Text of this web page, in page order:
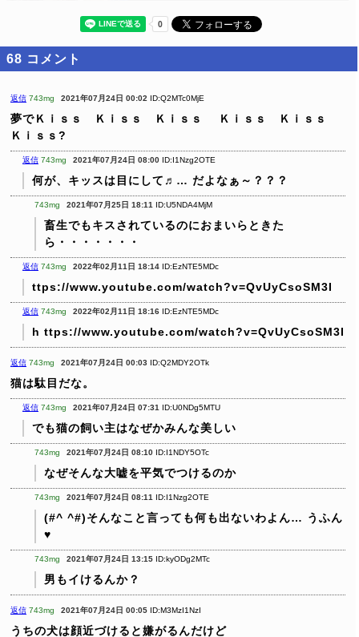
68 コメント
返信 743mg 2021年07月24日 00:02 ID:Q2MTc0MjE
夢でＫｉｓｓ Ｋｉｓｓ Ｋｉｓｓ
Ｋｉｓｓ Ｋｉｓｓ
Ｋｉｓｓ?
返信 743mg 2021年07月24日 08:00 ID:I1Nzg2OTE
何が、キッスは目にして♬… だよなぁ～？？？
743mg 2021年07月25日 18:11 ID:U5NDA4MjM
畜生でもキスされているのにおまいらときた
ら・・・・・・・
返信 743mg 2022年02月11日 18:14 ID:EzNTE5MDc
ttps://www.youtube.com/watch?v=QvUyCsoSM3I
返信 743mg 2022年02月11日 18:16 ID:EzNTE5MDc
h ttps://www.youtube.com/watch?v=QvUyCsoSM3I
返信 743mg 2021年07月24日 00:03 ID:Q2MDY2OTk
猫は駄目だな。
返信 743mg 2021年07月24日 07:31 ID:U0NDg5MTU
でも猫の飼い主はなぜかみんな美しい
743mg 2021年07月24日 08:10 ID:I1NDY5OTc
なぜそんな大嘘を平気でつけるのか
743mg 2021年07月24日 08:11 ID:I1Nzg2OTE
(#^ ^#)そんなこと言っても何も出ないわよん… うふん
♥
743mg 2021年07月24日 13:15 ID:kyODg2MTc
男もイけるんか？
返信 743mg 2021年07月24日 00:05 ID:M3MzI1NzI
うちの犬は顔近づけると嫌がるんだけど